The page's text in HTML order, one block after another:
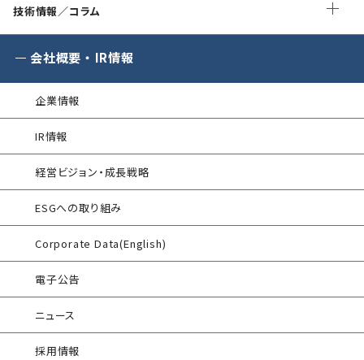
金融庁ガイドライン準拠対応支援サービス
電気事業者向け サイバーセキュリティ
プレリミナリーサーベイ
インシデント対応訓練
インシデント対応訓練シミュレーター
情報セキュリティリスクアセスメント
FISCガイドライン準拠対応支援サービス
地方公共団体向け 情報セキュリティ
セルフアセスメント
産業制御システム向けリスクアセスメント
EC加盟店様向け セキュリティ・チェックリスト
対応アセスメントサービス
標的型攻撃メール訓練
脆弱性情報提供
WAF運用
G-MDR
SIEM運用／分析
エンドポイントセキュリティ EDR-MSS
Security-First Aidサービス
セキュアメール
®
AAMS 添付ファイル自動分離サービス
サイバープロテクション（CP）
技術情報／コラム
会社概要 ・ IR情報
企業情報
IR情報
経営ビジョン・成長戦略
ESGへの取り組み
Corporate Data(English)
電子公告
ニュース
採用情報